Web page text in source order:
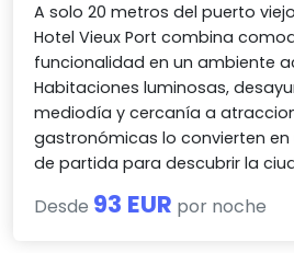
A solo 20 metros del puerto
Hotel Vieux Port combina
funcionalidad en un ambiente
Habitaciones luminosas,
mediodía y cercanía a
gastronómicas lo convierten
de partida para descubrir la
Desde 93 EUR por noche